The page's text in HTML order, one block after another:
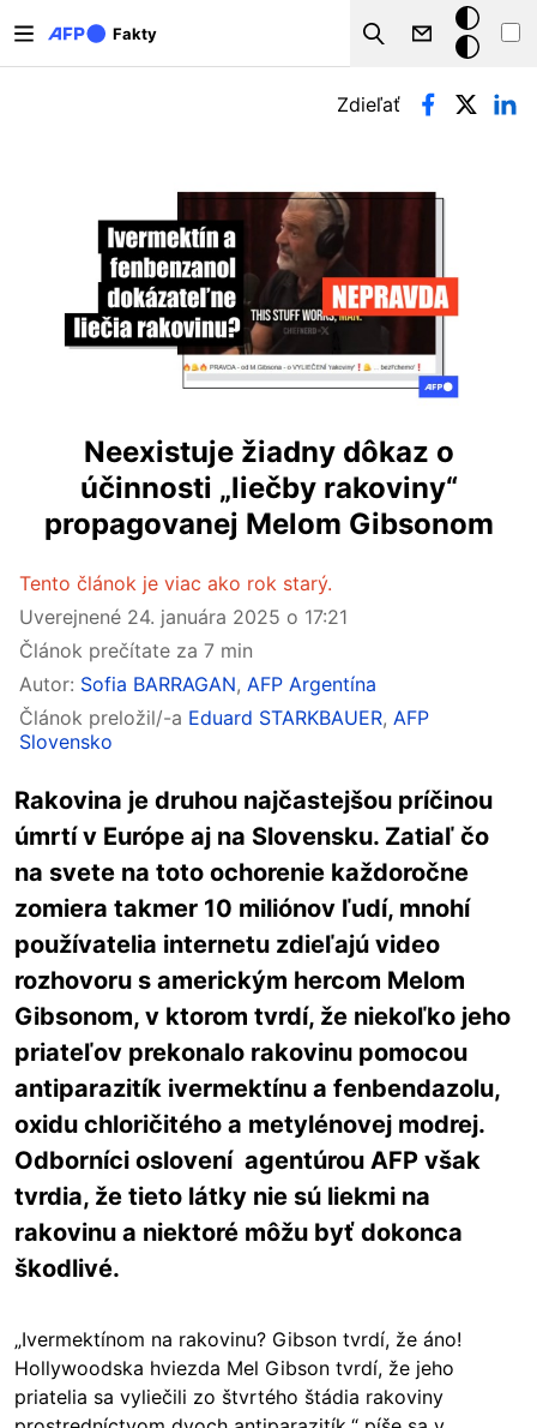
Fakty
Search
Tmavý
režim
Primárne karty
Zdieľať
Neexistuje žiadny dôkaz o
účinnosti „liečby rakoviny“
propagovanej Melom Gibsonom
Tento článok je viac ako rok starý.
Uverejnené 24. januára 2025 o 17:21
Článok prečítate za 7 min
Autor: Sofia BARRAGAN, AFP Argentína
Článok preložil/-a Eduard STARKBAUER, AFP
Slovensko
Rakovina je druhou najčastejšou príčinou
úmrtí v Európe aj na Slovensku. Zatiaľ čo
na svete na toto ochorenie každoročne
zomiera takmer 10 miliónov ľudí, mnohí
používatelia internetu zdieľajú video
rozhovoru s americkým hercom Melom
Gibsonom, v ktorom tvrdí, že niekoľko jeho
priateľov prekonalo rakovinu pomocou
antiparazitík ivermektínu a fenbendazolu,
oxidu chloričitého a metylénovej modrej.
Odborníci oslovení agentúrou AFP však
tvrdia, že tieto látky nie sú liekmi na
rakovinu a niektoré môžu byť dokonca
škodlivé.
„Ivermektínom na rakovinu? Gibson tvrdí, že áno!
Hollywoodska hviezda Mel Gibson tvrdí, že jeho
priatelia sa vyliečili zo štvrtého štádia rakoviny